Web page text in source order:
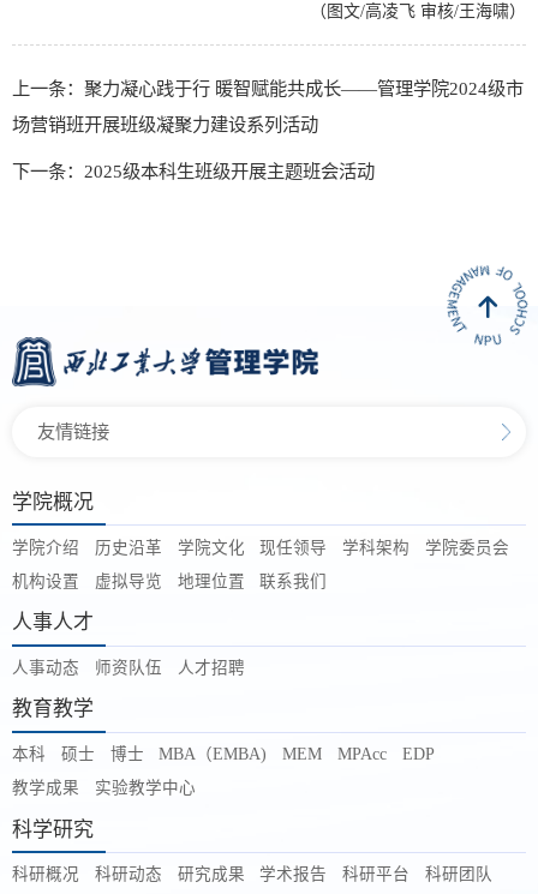
（图文/高凌飞 审核/王海啸）
上一条：聚力凝心践于行 暖智赋能共成长——管理学院2024级市
场营销班开展班级凝聚力建设系列活动
下一条：2025级本科生班级开展主题班会活动
友情链接
学院概况
学院介绍 历史沿革 学院文化 现任领导 学科架构
学院委员会
机构设置
虚拟导览 地理位置 联系我们
人事人才
人事动态 师资队伍 人才招聘
教育教学
本科 硕士 博士 MBA（EMBA) MEM MPAcc
EDP
教学成果
实验教学中心
科学研究
科研概况 科研动态 研究成果 学术报告 科研平台
科研团队